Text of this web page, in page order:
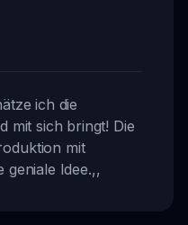
ich die
mit sich bringt! Die
mit
geniale Idee.,,